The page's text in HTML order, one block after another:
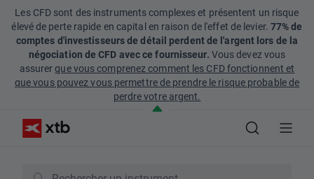
Les CFD sont des instruments complexes et présentent un risque
élevé de perte rapide en capital en raison de l'effet de levier. 77% de
comptes d'investisseurs de détail perdent de l'argent lors de la
négociation de CFD avec ce fournisseur. Vous devez vous
assurerque vous comprenez comment les CFD fonctionnent et
que vous pouvez vous permettre de prendre le risque probable de
perdre votre argent.